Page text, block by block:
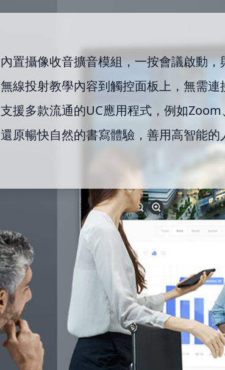
內置攝像收音擴音模組，一按會議啟動
無線投射教學內容到觸控面板上，無需連
支援多款流通的UC應用程式，例如
還原暢快自然的書寫體驗，善用高智能